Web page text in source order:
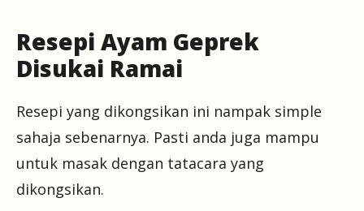
Resepi Ayam Geprek
Disukai Ramai
Resepi yang dikongsikan ini nampak simple
sahaja sebenarnya. Pasti anda juga mampu
untuk masak dengan tatacara yang
dikongsikan.